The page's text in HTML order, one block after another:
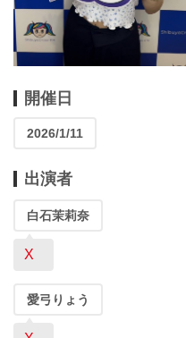
開催日
2026/1/11
出演者
白石茉莉奈
X
愛弓りょう